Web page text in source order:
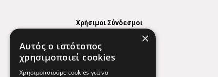
Χρήσιμοι Σύνδεσμοι
Χρήσιμα Τηλέφωνα
Εφημερεύοντα Φαρμακεία
×
Αυτός ο ιστότοπος
χρησιμοποιεί cookies
Χρησιμοποιούμε cookies για να